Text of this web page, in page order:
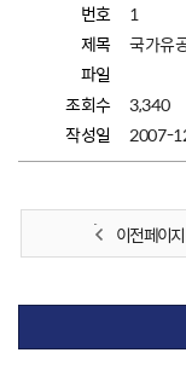
번호
1
제목
국가유
파일
조회수
3,340
작성일
2007-
이전 페이지